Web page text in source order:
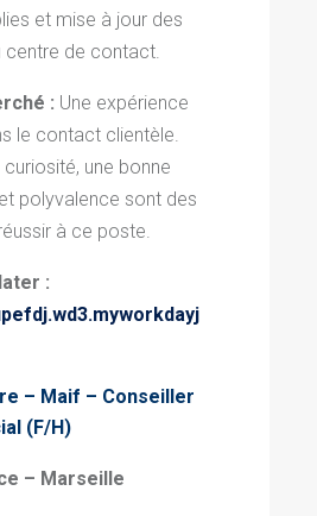
et mise à jour des
centre de contact.
: Une expérience
le contact clientèle.
une bonne
polyvalence sont des
à ce poste.
:
– Maif – Conseiller
(F/H)
– Marseille